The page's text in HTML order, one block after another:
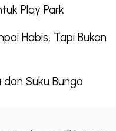
Play Park
Habis, Tapi Bukan
Suku Bunga